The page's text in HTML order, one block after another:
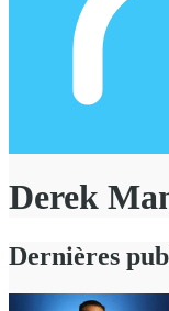
Derek
Dernières